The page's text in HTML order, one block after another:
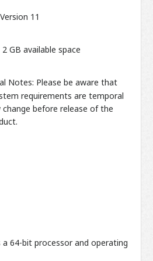
Version 11
2 GB available space
Notes: Please be aware that
requirements are temporal
change before release of the
a 64-bit processor and operating